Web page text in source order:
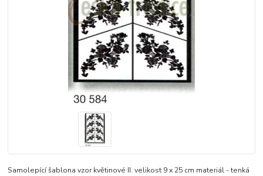
Samolepící šablona vzor květinové II. velikost 9 x 25 cm materiál - tenká